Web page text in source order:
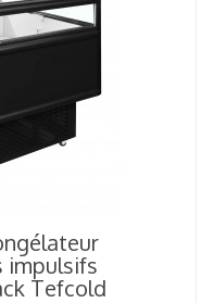
impulsifs
Tefcold